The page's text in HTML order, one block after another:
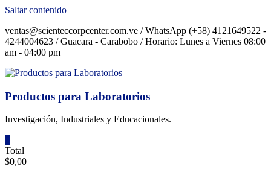
Saltar contenido
ventas@scienteccorpcenter.com.ve / WhatsApp (+58) 4121649522 -
4244004623 / Guacara - Carabobo / Horario: Lunes a Viernes 08:00
am - 04:00 pm
Productos para Laboratorios
Investigación, Industriales y Educacionales.
Total
$0,00